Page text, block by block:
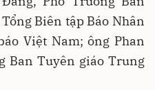
Biên tập Báo Nhân
Việt Nam; ông Phan
Ban Tuyên giáo Trung